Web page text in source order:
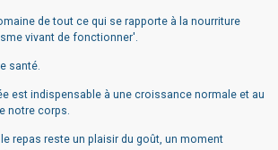
de tout ce qui se rapporte à la nourriture
vivant de fonctionner'.
santé.
est indispensable à une croissance normale et au
notre corps.
repas reste un plaisir du goût, un moment